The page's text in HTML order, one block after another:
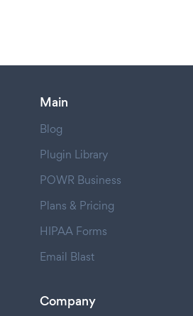
Main
Blog
Plugin Library
POWR Business
Plans & Pricing
HIPAA Forms
Email Blast
Company